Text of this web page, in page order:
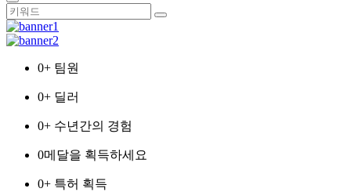
0+ 팀원
0+ 딜러
0+ 수년간의 경험
0메달을 획득하세요
0+ 특허 획득